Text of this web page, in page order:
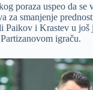
poraza uspeo da se
za smanjenje
Paikov i Krastev u
igraču.